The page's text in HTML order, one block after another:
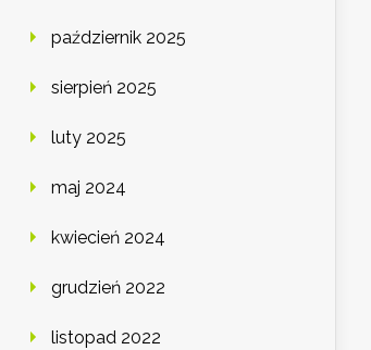
październik 2025
sierpień 2025
luty 2025
maj 2024
kwiecień 2024
grudzień 2022
listopad 2022